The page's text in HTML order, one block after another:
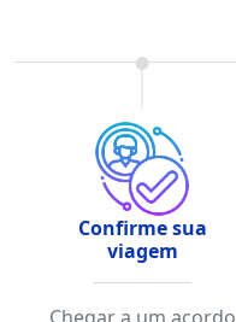
Confirme sua
viagem